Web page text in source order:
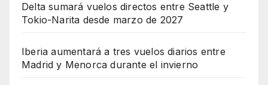
Delta sumará vuelos directos entre Seattle y
Tokio-Narita desde marzo de 2027
Iberia aumentará a tres vuelos diarios entre
Madrid y Menorca durante el invierno